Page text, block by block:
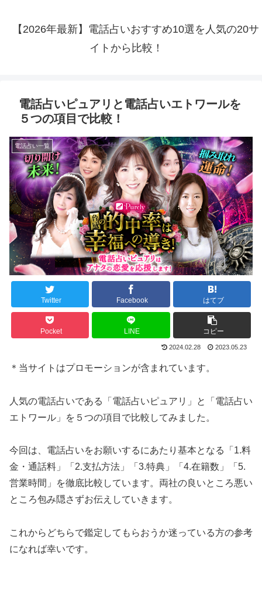
【2026年最新】電話占いおすすめ10選を人気の20サ
イトから比較！
電話占いピュアリと電話占いエトワールを
５つの項目で比較！
電話占い一覧
Twitter Facebook はてブ
Pocket LINE コピー
2024.02.28 2023.05.23
＊当サイトはプロモーションが含まれています。
人気の電話占いである「電話占いピュアリ」と「電話占い
エトワール」を５つの項目で比較してみました。
今回は、電話占いをお願いするにあたり基本となる「1.料
金・通話料」「2.支払方法」「3.特典」「4.在籍数」「5.
営業時間」を徹底比較しています。両社の良いところ悪い
ところ包み隠さずお伝えしていきます。
これからどちらで鑑定してもらおうか迷っている方の参考
になれば幸いです。